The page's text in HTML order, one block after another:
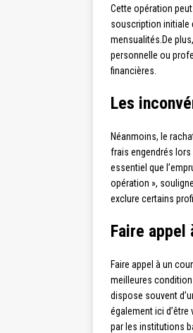
Cette opération
souscription initiale
mensualités.De
personnelle ou
financières.
Les
Néanmoins, le
frais engendrés lors
essentiel que
opération »,
exclure certains
Faire
Faire appel à un
meilleures
dispose souvent
également ici
par les institutions